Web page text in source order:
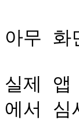
아무 화
실제 앱
에서